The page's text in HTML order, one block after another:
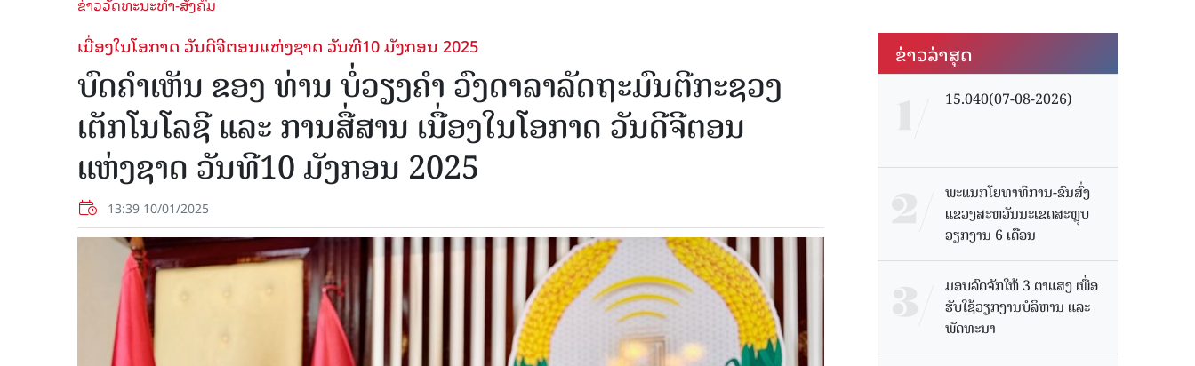
ເນື່ອງໃນໂອກາດ ວັນດີຈີຕອນແຫ່ງຊາດ ວັນທີ10 ມັງກອນ 2025
ບົດຄຳເຫັນ ຂອງ ທ່ານ ບໍ່ວຽງຄຳ ວົງດາລາລັດຖະມົນຕີກະຊວງ
ເຕັກໂນໂລຊີ ແລະ ການສື່ສານ ເນື່ອງໃນໂອກາດ ວັນດີຈີຕອນ
ແຫ່ງຊາດ ວັນທີ10 ມັງກອນ 2025
13:39 10/01/2025
ຂ່າວ​ລ່າ​ສຸດ
15.040(07-08-2026)
ພະແນກໂຍທາທິການ-ຂົນສົ່ງ
ແຂວງສະຫວັນນະເຂດສະຫຼຸບ
ວຽກງານ 6 ເດືອນ
ມອບລົດຈັກໃຫ້ 3 ຕາແສງ ເພື່ອ
ຮັບໃຊ້ວຽກງານບໍລິຫານ ແລະ
ພັດທະນາ